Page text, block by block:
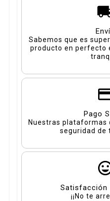
Sabemos que es
producto en perfecto
Pago
Nuestras plataformas
seguridad de
Satisfacción
¡¡No te